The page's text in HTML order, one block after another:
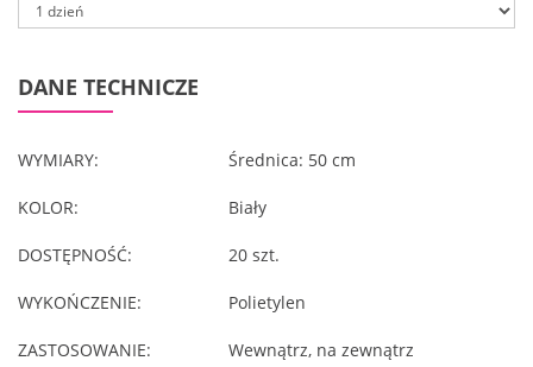
DANE TECHNICZE
WYMIARY: Średnica: 50 cm
KOLOR: Biały
DOSTĘPNOŚĆ: 20 szt.
WYKOŃCZENIE: Polietylen
ZASTOSOWANIE: Wewnątrz, na zewnątrz